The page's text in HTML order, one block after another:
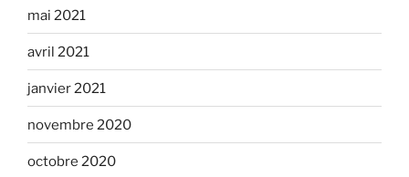
mai 2021
avril 2021
janvier 2021
novembre 2020
octobre 2020